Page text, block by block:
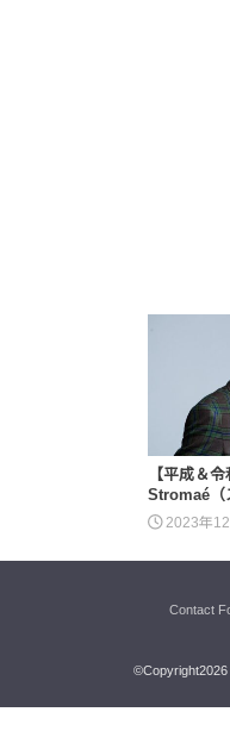
【平成＆
Stromaé（
2023年
Contact
©Copyright2026